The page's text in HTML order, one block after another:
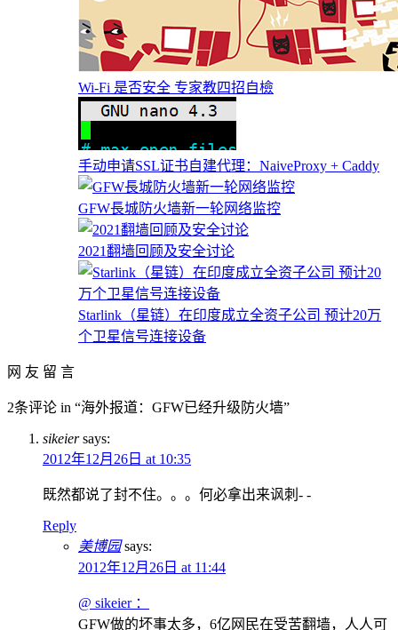
Wi-Fi 是否安全 专家教四招自檢
手动申请SSL证书自建代理：NaiveProxy + Caddy
GFW長城防火墙新一轮网络监控
2021翻墙回顾及安全讨论
Starlink（星链）在印度成立全资子公司 预计20万
个卫星信号连接设备
网 友 留 言
2条评论 in “海外报道：GFW已经升级防火墙”
sikeier says:
2012年12月26日 at 10:35
既然都说了封不住。。。何必拿出来讽刺- -
Reply
美博园 says:
2012年12月26日 at 11:44
@ sikeier ：
GFW做的坏事太多，6亿网民在受苦翻墙，人人可